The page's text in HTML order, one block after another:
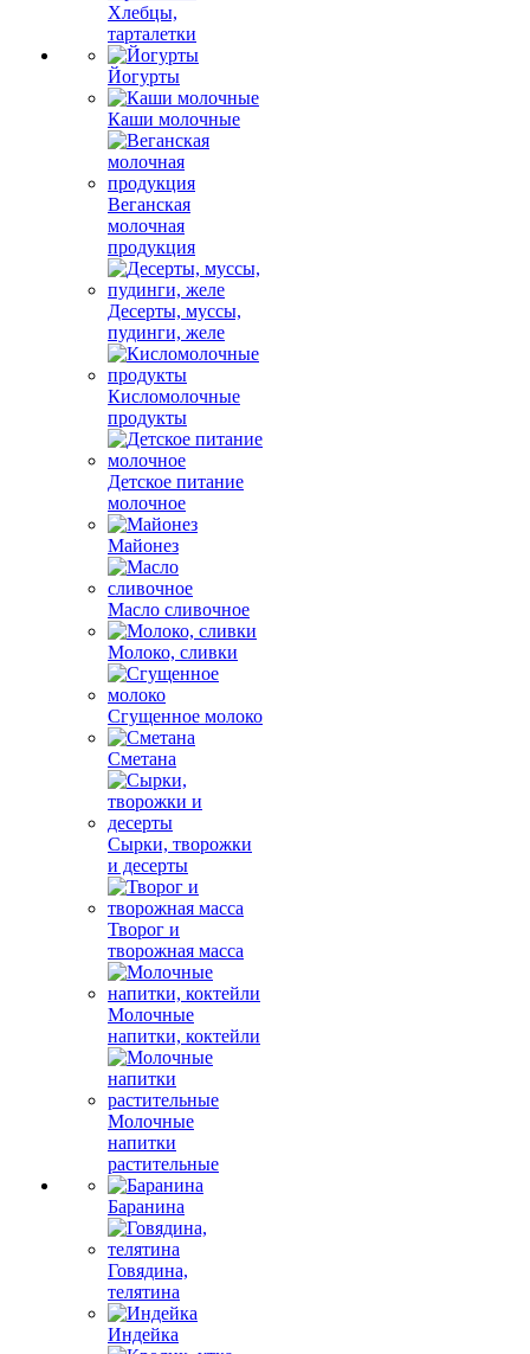
Хлебцы,
тарталетки
Йогурты
Каши молочные
Веганская
молочная
продукция
Десерты, муссы,
пудинги, желе
Кисломолочные
продукты
Детское питание
молочное
Майонез
Масло сливочное
Молоко, сливки
Сгущенное молоко
Сметана
Сырки, творожки
и десерты
Творог и
творожная масса
Молочные
напитки, коктейли
Молочные
напитки
растительные
Баранина
Говядина,
телятина
Индейка